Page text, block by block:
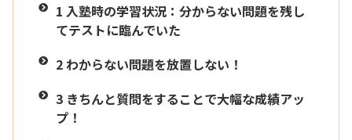
1 入塾時の学習状況：分からない問題を残し
てテストに臨んでいた
2わからない問題を放置しない！
3 きちんと質問をすることで大幅な成績アッ
プ！